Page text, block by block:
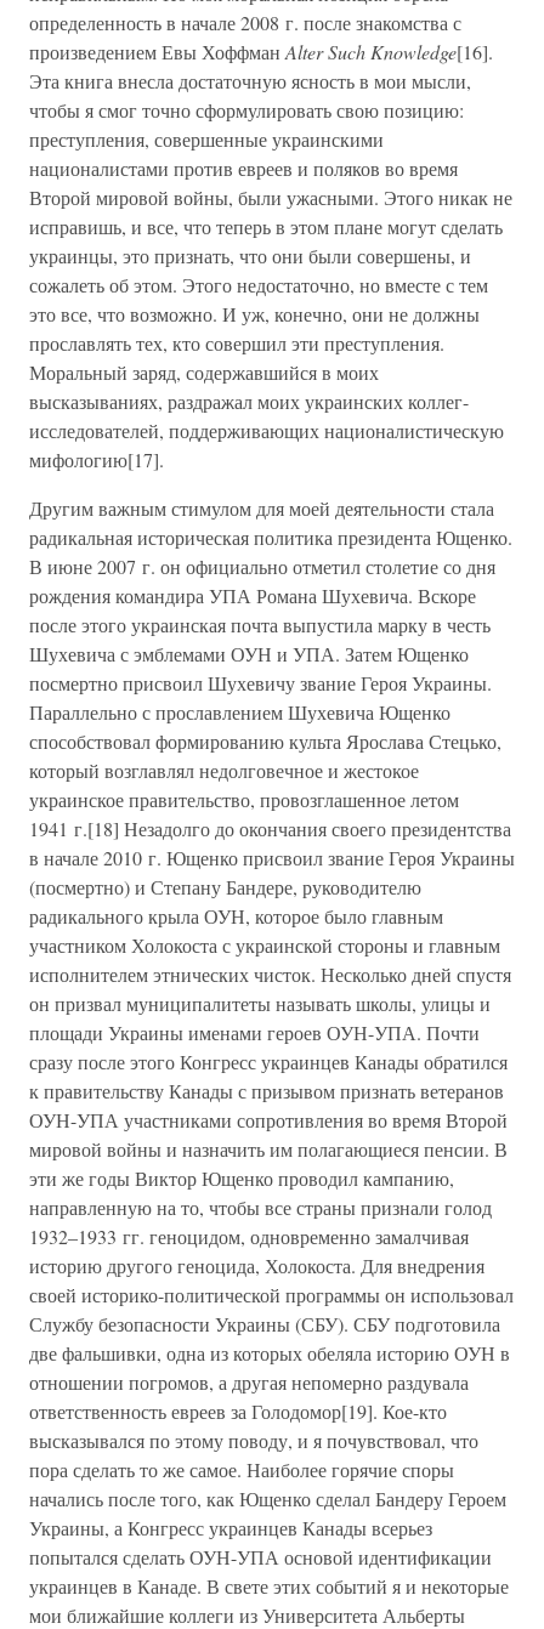
определенность в начале 2008 г. после знакомства с
произведением Евы Хоффман Alter Such Knowledge[16].
Эта книга внесла достаточную ясность в мои мысли,
чтобы я смог точно сформулировать свою позицию:
преступления, совершенные украинскими
националистами против евреев и поляков во время
Второй мировой войны, были ужасными. Этого никак не
исправишь, и все, что теперь в этом плане могут сделать
украинцы, это признать, что они были совершены, и
сожалеть об этом. Этого недостаточно, но вместе с тем
это все, что возможно. И уж, конечно, они не должны
прославлять тех, кто совершил эти преступления.
Моральный заряд, содержавшийся в моих
высказываниях, раздражал моих украинских коллег-
исследователей, поддерживающих националистическую
мифологию[17].
Другим важным стимулом для моей деятельности стала
радикальная историческая политика президента Ющенко.
В июне 2007 г. он официально отметил столетие со дня
рождения командира УПА Романа Шухевича. Вскоре
после этого украинская почта выпустила марку в честь
Шухевича с эмблемами ОУН и УПА. Затем Ющенко
посмертно присвоил Шухевичу звание Героя Украины.
Параллельно с прославлением Шухевича Ющенко
способствовал формированию культа Ярослава Стецько,
который возглавлял недолговечное и жестокое
украинское правительство, провозглашенное летом
1941 г.[18] Незадолго до окончания своего президентства
в начале 2010 г. Ющенко присвоил звание Героя Украины
(посмертно) и Степану Бандере, руководителю
радикального крыла ОУН, которое было главным
участником Холокоста с украинской стороны и главным
исполнителем этнических чисток. Несколько дней спустя
он призвал муниципалитеты называть школы, улицы и
площади Украины именами героев ОУН-УПА. Почти
сразу после этого Конгресс украинцев Канады обратился
к правительству Канады с призывом признать ветеранов
ОУН-УПА участниками сопротивления во время Второй
мировой войны и назначить им полагающиеся пенсии. В
эти же годы Виктор Ющенко проводил кампанию,
направленную на то, чтобы все страны признали голод
1932–1933 гг. геноцидом, одновременно замалчивая
историю другого геноцида, Холокоста. Для внедрения
своей историко-политической программы он использовал
Службу безопасности Украины (СБУ). СБУ подготовила
две фальшивки, одна из которых обеляла историю ОУН в
отношении погромов, а другая непомерно раздувала
ответственность евреев за Голодомор[19]. Кое-кто
высказывался по этому поводу, и я почувствовал, что
пора сделать то же самое. Наиболее горячие споры
начались после того, как Ющенко сделал Бандеру Героем
Украины, а Конгресс украинцев Канады всерьез
попытался сделать ОУН-УПА основой идентификации
украинцев в Канаде. В свете этих событий я и некоторые
мои ближайшие коллеги из Университета Альберты